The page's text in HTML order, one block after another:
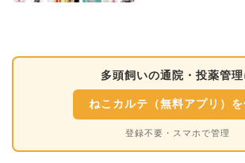
多頭飼いの通院・投薬管理
ねこカルテ（無料アプリ）を
登録不要・スマホで管理